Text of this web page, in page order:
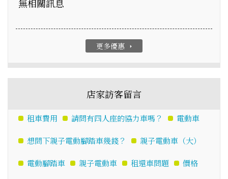
無相關訊息
更多優惠 arrow_right
店家訪客留言
租車費用 請問有四人座的協力車嗎？ 電動車
想問下親子電動腳踏車幾錢？ 親子電動車（大）
電動腳踏車 親子電動車 租還車問題 價格